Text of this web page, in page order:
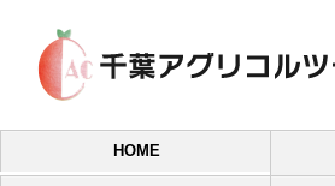
HOME